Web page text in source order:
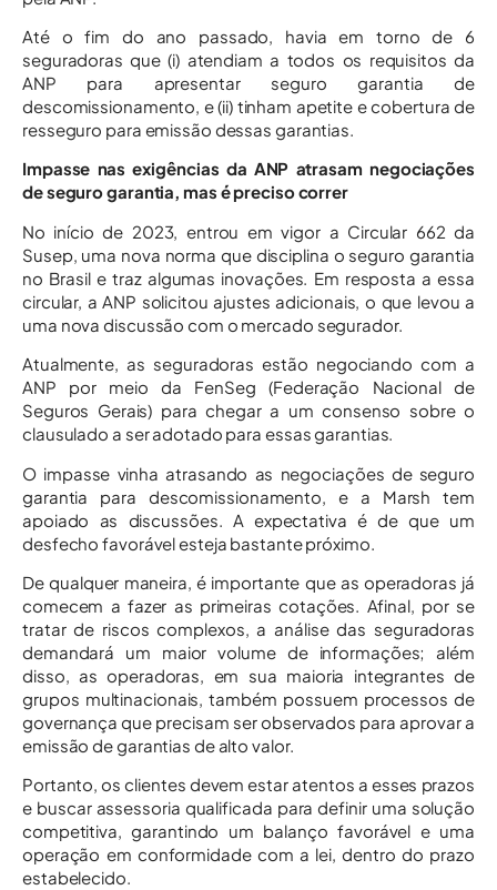
Até o fim do ano passado, havia em torno de 6
seguradoras que (i) atendiam a todos os requisitos da
ANP para apresentar seguro garantia de
descomissionamento, e (ii) tinham apetite e cobertura de
resseguro para emissão dessas garantias.
Impasse nas exigências da ANP atrasam negociações
de seguro garantia, mas é preciso correr
No início de 2023, entrou em vigor a Circular 662 da
Susep, uma nova norma que disciplina o seguro garantia
no Brasil e traz algumas inovações. Em resposta a essa
circular, a ANP solicitou ajustes adicionais, o que levou a
uma nova discussão com o mercado segurador.
Atualmente, as seguradoras estão negociando com a
ANP por meio da FenSeg (Federação Nacional de
Seguros Gerais) para chegar a um consenso sobre o
clausulado a ser adotado para essas garantias.
O impasse vinha atrasando as negociações de seguro
garantia para descomissionamento, e a Marsh tem
apoiado as discussões. A expectativa é de que um
desfecho favorável esteja bastante próximo.
De qualquer maneira, é importante que as operadoras já
comecem a fazer as primeiras cotações. Afinal, por se
tratar de riscos complexos, a análise das seguradoras
demandará um maior volume de informações; além
disso, as operadoras, em sua maioria integrantes de
grupos multinacionais, também possuem processos de
governança que precisam ser observados para aprovar a
emissão de garantias de alto valor.
Portanto, os clientes devem estar atentos a esses prazos
e buscar assessoria qualificada para definir uma solução
competitiva, garantindo um balanço favorável e uma
operação em conformidade com a lei, dentro do prazo
estabelecido.